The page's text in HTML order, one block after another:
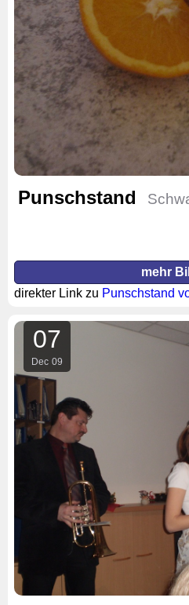
Punschstand
mehr
direkter Link zu Punschstand
07
Dec 09